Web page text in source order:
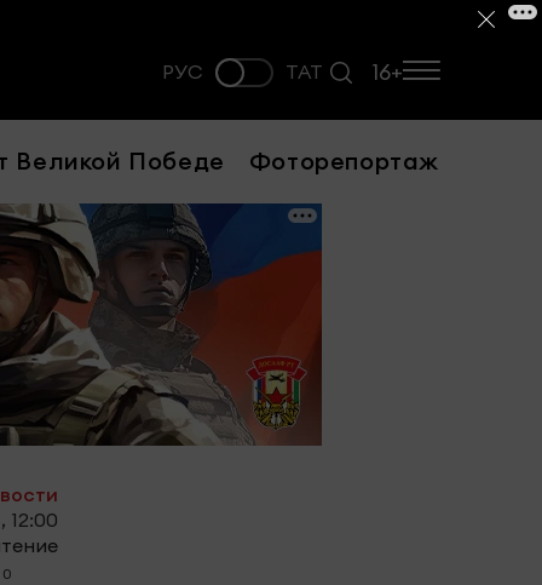
РУС ТАТ 16+
Великой Победе Фоторепортаж
12:00
0